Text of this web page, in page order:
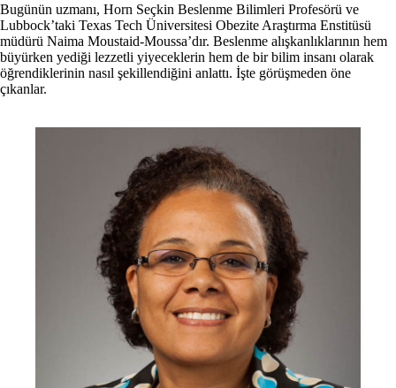
Bugünün uzmanı, Horn Seçkin Beslenme Bilimleri Profesörü ve
Lubbock’taki Texas Tech Üniversitesi Obezite Araştırma Enstitüsü
müdürü Naima Moustaid-Moussa’dır. Beslenme alışkanlıklarının hem
büyürken yediği lezzetli yiyeceklerin hem de bir bilim insanı olarak
öğrendiklerinin nasıl şekillendiğini anlattı. İşte görüşmeden öne
çıkanlar.